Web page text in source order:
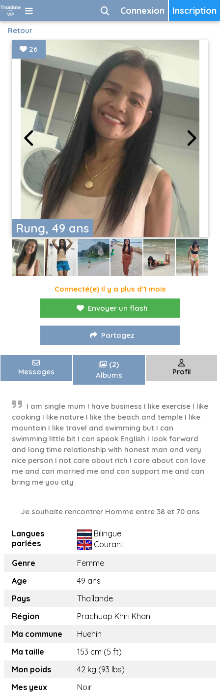
Inscription
Connexion
Retour
Rung, 49 ans
26
Connecté(e) il y a plus d'1 mois
Envoyer un flash
Partagez
Messages
(2)
Albums
Profil
I am single mum I have business I like exercise I like
cooking I like nature I like the beach and temple I like
mountain I like travel and swimming but I can
swimming little bit I can speak English I look forward
and long time relationship with honest man and very
nice person I not care about rich I care about can love
me and can married me and can support me and can
bring me you city
Je souhaite rencontrer Homme entre 38 et 70 ans
Langues
parlées
Bilingue
Courant
Genre
Femme
Age
49 ans
Pays
Thaïlande
Région
Prachuap Khiri Khan
Ma commune
Huehin
Ma taille
153 cm (5 ft)
Mon poids
42 kg (93 lbs)
Mes yeux
Noir